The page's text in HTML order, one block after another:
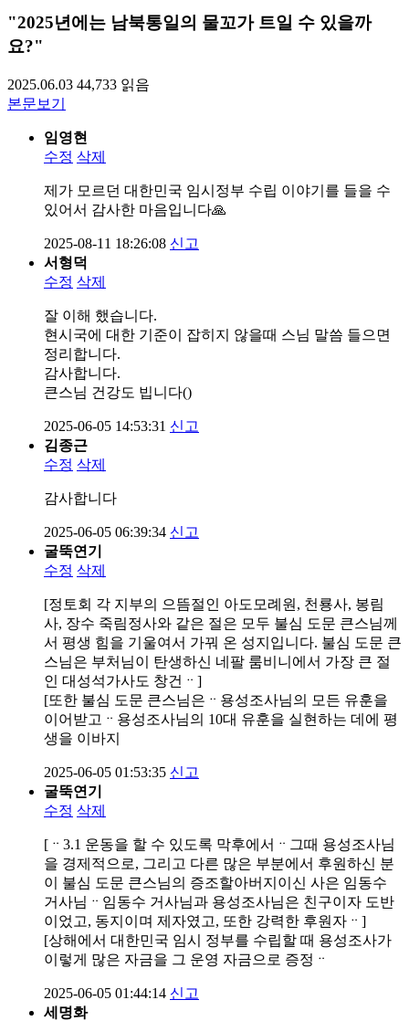
"2025년에는 남북통일의 물꼬가 트일 수 있을까
요?"
2025.06.03 44,733 읽음
본문보기
임영현
수정 삭제
제가 모르던 대한민국 임시정부 수립 이야기를 들을 수
있어서 감사한 마음입니다🙏
2025-08-11 18:26:08 신고
서형덕
수정 삭제
잘 이해 했습니다.
현시국에 대한 기준이 잡히지 않을때 스님 말씀 들으면
정리합니다.
감사합니다.
큰스님 건강도 빕니다()
2025-06-05 14:53:31 신고
김종근
수정 삭제
감사합니다
2025-06-05 06:39:34 신고
굴뚝연기
수정 삭제
[정토회 각 지부의 으뜸절인 아도모례원, 천룡사, 봉림
사, 장수 죽림정사와 같은 절은 모두 불심 도문 큰스님께
서 평생 힘을 기울여서 가꿔 온 성지입니다. 불심 도문 큰
스님은 부처님이 탄생하신 네팔 룸비니에서 가장 큰 절
인 대성석가사도 창건ᆢ]
[또한 불심 도문 큰스님은ᆢ용성조사님의 모든 유훈을
이어받고ᆢ용성조사님의 10대 유훈을 실현하는 데에 평
생을 이바지
2025-06-05 01:53:35 신고
굴뚝연기
수정 삭제
[ᆢ3.1 운동을 할 수 있도록 막후에서ᆢ그때 용성조사님
을 경제적으로, 그리고 다른 많은 부분에서 후원하신 분
이 불심 도문 큰스님의 증조할아버지이신 사은 임동수
거사님ᆢ임동수 거사님과 용성조사님은 친구이자 도반
이었고, 동지이며 제자였고, 또한 강력한 후원자ᆢ]
[상해에서 대한민국 임시 정부를 수립할 때 용성조사가
이렇게 많은 자금을 그 운영 자금으로 증정ᆢ
2025-06-05 01:44:14 신고
세명화